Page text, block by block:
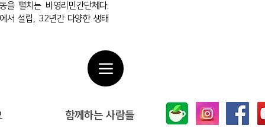
펼치는 비영리민간단체다.
서 설립, 32년간 다양한 생태
함께하는 사람들